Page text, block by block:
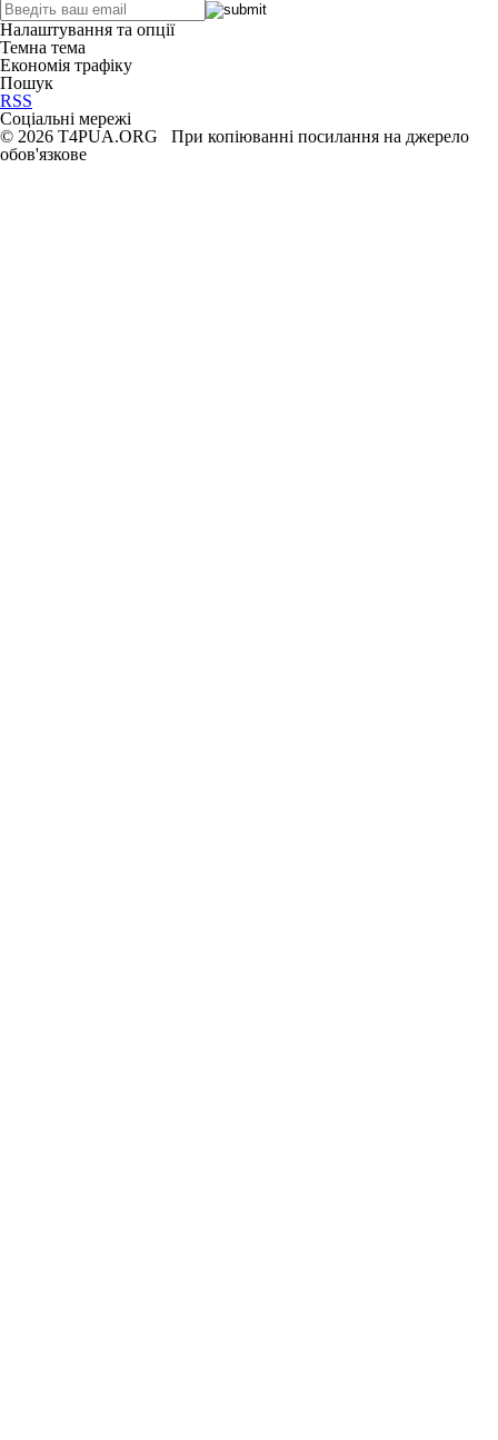
Налаштування та опції
Темна тема
Економія трафіку
Пошук
RSS
Соціальні мережі
© 2026 T4PUA.ORG При копіюванні посилання на джерело
обов'язкове